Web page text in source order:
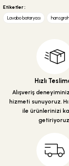
yetersiz gördüğünüz
Görüş ve
Ürün resmi
Ürün
Ürün fiyatı diğer
Bu ürüne benzer
Etiketler :
Lavabo bataryası
Hızlı
Alışveriş
hizmeti sunuyoruz.
ile ürünlerinizi